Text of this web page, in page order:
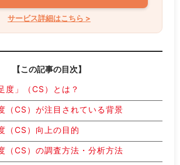
サービス詳細はこちら >
【この記事の目次】
度」（CS）とは？
（CS）が注目されている背景
（CS）向上の目的
（CS）の調査方法・分析方法